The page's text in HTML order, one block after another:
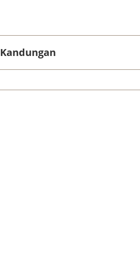
Kandungan